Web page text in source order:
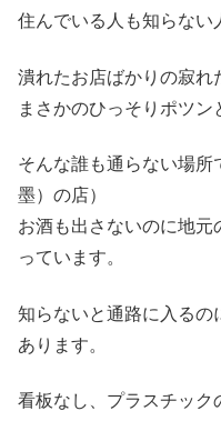
住んでいる人も知らない
潰れたお店ばかりの寂れ
まさかのひっそりポツン
そんな誰も通らない場
墨）の店）
お酒も出さないのに地元
っています。
知らないと通路に入るの
あります。
看板なし、プラスチック